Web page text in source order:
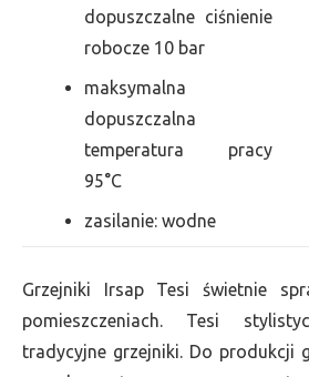
dopuszczalne ciśnienie
robocze 10 bar
maksymalna
dopuszczalna
temperatura pracy
95°C
zasilanie: wodne
Grzejniki Irsap Tesi świetnie
pomieszczeniach. Tesi
tradycyjne grzejniki. Do produkcji